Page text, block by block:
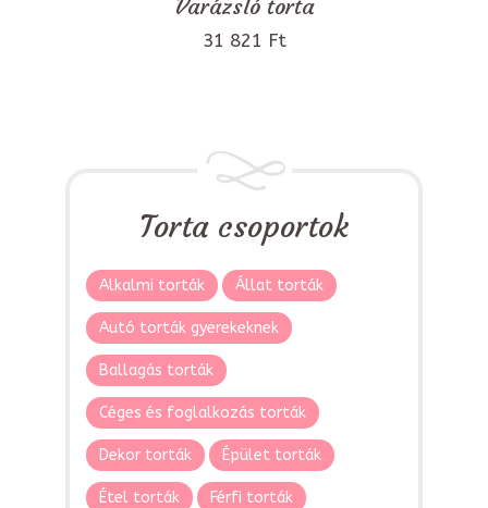
Varázsló torta
31 821 Ft
Torta csoportok
Alkalmi torták Állat torták
Autó torták gyerekeknek
Ballagás torták
Céges és foglalkozás torták
Dekor torták Épület torták
Étel torták Férfi torták